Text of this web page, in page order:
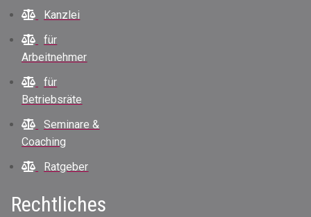
Kanzlei
für
Arbeitnehmer
für
Betriebsräte
Seminare &
Coaching
Ratgeber
Rechtliches